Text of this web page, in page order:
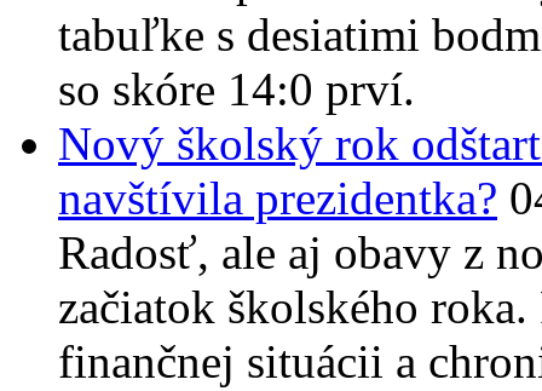
tabuľke s desiatimi
so skóre 14:0 prví.
Nový školský rok
navštívila prezidentka?
Radosť, ale aj obavy z
začiatok školského
finančnej situácii a